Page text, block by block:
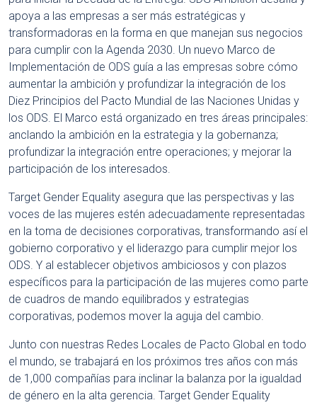
apoya a las empresas a ser más estratégicas y
transformadoras en la forma en que manejan sus negocios
para cumplir con la Agenda 2030. Un nuevo Marco de
Implementación de ODS guía a las empresas sobre cómo
aumentar la ambición y profundizar la integración de los
Diez Principios del Pacto Mundial de las Naciones Unidas y
los ODS. El Marco está organizado en tres áreas principales:
anclando la ambición en la estrategia y la gobernanza;
profundizar la integración entre operaciones; y mejorar la
participación de los interesados.
Target Gender Equality asegura que las perspectivas y las
voces de las mujeres estén adecuadamente representadas
en la toma de decisiones corporativas, transformando así el
gobierno corporativo y el liderazgo para cumplir mejor los
ODS. Y al establecer objetivos ambiciosos y con plazos
específicos para la participación de las mujeres como parte
de cuadros de mando equilibrados y estrategias
corporativas, podemos mover la aguja del cambio.
Junto con nuestras Redes Locales de Pacto Global en todo
el mundo, se trabajará en los próximos tres años con más
de 1,000 compañías para inclinar la balanza por la igualdad
de género en la alta gerencia. Target Gender Equality